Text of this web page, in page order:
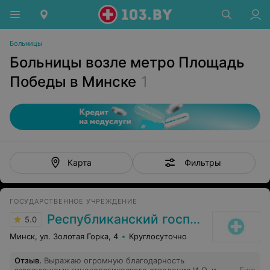
Больницы
Больницы возле метро Площадь
Победы в Минске 1
Карта Фильтры
ГОСУДАРСТВЕННОЕ УЧРЕЖДЕНИЕ
5.0 Республиканский госпиталь МВД
Минск, ул. Золотая Горка, 4 Круглосуточно
Отзыв. Выражаю огромную благодарность